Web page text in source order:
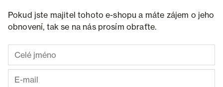
Pokud jste majitel tohoto e-shopu a máte zájem o jeho
obnovení, tak se na nás prosím obraťte.